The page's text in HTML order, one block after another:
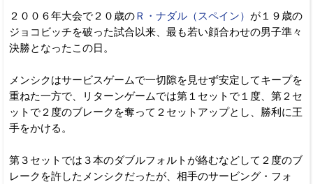
２００６年大会で２０歳のＲ・ナダル（スペイン） が１９歳の
ジョコビッチを破った試合以来、最も若い顔合わせの男子準々
決勝となったこの日。
メンシクはサービスゲームで一切隙を見せず安定してキープを
重ねた一方で、リターンゲームでは第１セットで１度、第２セ
ットで２度のブレークを奪って２セットアップとし、勝利に王
手をかける。
第３セットでは３本のダブルフォルトが絡むなどして２度のブ
レークを許したメンシクだったが、相手のサービング・フォ